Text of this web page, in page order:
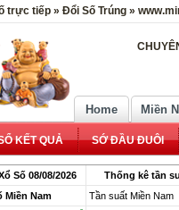
trực tiếp » Đổi Số Trúng »
Home Miền
KẾT QUẢ SỚ ĐẦU ĐUÔI
Số 08/08/2026
Thống kê tần
Miền Nam
Tần suất Miền Nam